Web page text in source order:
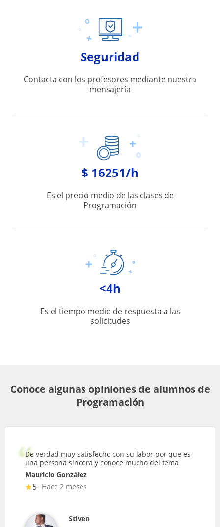
Seguridad
Contacta con los profesores mediante nuestra
mensajería
$ 16251/h
Es el precio medio de las clases de
Programación
<4h
Es el tiempo medio de respuesta a las
solicitudes
Conoce algunas opiniones de alumnos de
Programación
De verdad muy satisfecho con su labor por que es
una persona sincera y conoce mucho del tema
Mauricio González
5 Hace 2 meses
Stiven